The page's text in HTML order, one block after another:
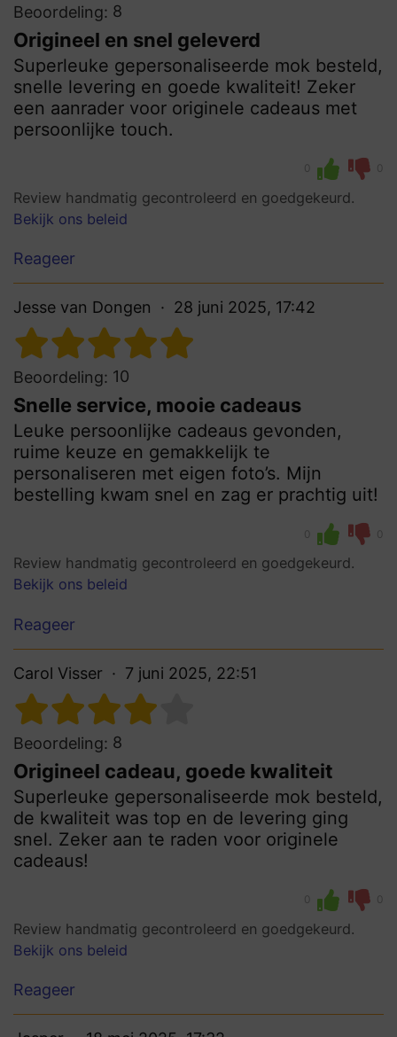
Beoordeling: 8
Origineel en snel geleverd
Superleuke gepersonaliseerde mok besteld,
snelle levering en goede kwaliteit! Zeker
een aanrader voor originele cadeaus met
persoonlijke touch.
0 0
Review handmatig gecontroleerd en goedgekeurd.
Bekijk ons beleid
Reageer
Jesse van Dongen 28 juni 2025, 17:42
Beoordeling: 10
Snelle service, mooie cadeaus
Leuke persoonlijke cadeaus gevonden,
ruime keuze en gemakkelijk te
personaliseren met eigen foto’s. Mijn
bestelling kwam snel en zag er prachtig uit!
0 0
Review handmatig gecontroleerd en goedgekeurd.
Bekijk ons beleid
Reageer
Carol Visser 7 juni 2025, 22:51
Beoordeling: 8
Origineel cadeau, goede kwaliteit
Superleuke gepersonaliseerde mok besteld,
de kwaliteit was top en de levering ging
snel. Zeker aan te raden voor originele
cadeaus!
0 0
Review handmatig gecontroleerd en goedgekeurd.
Bekijk ons beleid
Reageer